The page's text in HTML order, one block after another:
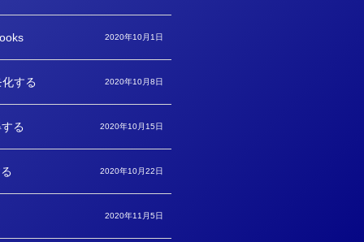
2020年10月1日
する 2020年10月8日
る 2020年10月15日
2020年10月22日
2020年11月5日